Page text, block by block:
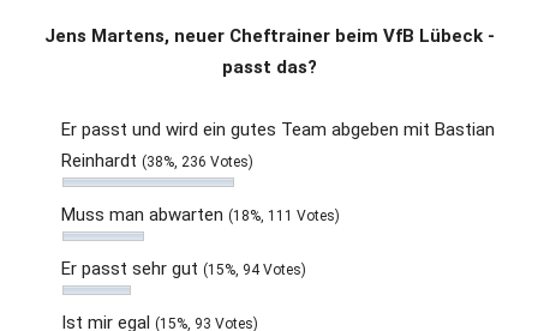
Jens Martens, neuer Cheftrainer beim VfB Lübeck -
passt das?
Er passt und wird ein gutes Team abgeben mit Bastian
Reinhardt (38%, 236 Votes)
Muss man abwarten (18%, 111 Votes)
Er passt sehr gut (15%, 94 Votes)
Ist mir egal (15%, 93 Votes)